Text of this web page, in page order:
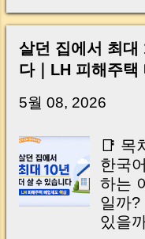
Real Risks and
Key Takeaway 혹
신가요? “잔금일
닌가요?” 하지만
습니다. 잔금일은 ‘
이는 가장 긴장되
중개 현장에서 겪
시, 이체 한도에
서 계약이 무산될
다. 또 어떤 분은 이
인데 왜 내 통장으
살던 집에서 최대
다｜LH 피해주택
5월 08, 2026
📑
한국
하는
일까?
있을